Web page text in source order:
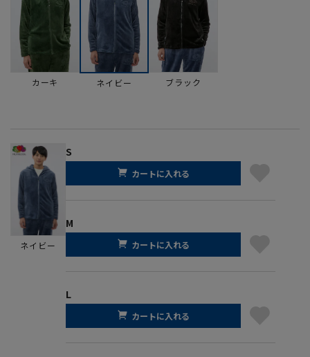
カーキ ネイビー ブラック
ネイビー
S
カートに入れる
M
カートに入れる
L
カートに入れる